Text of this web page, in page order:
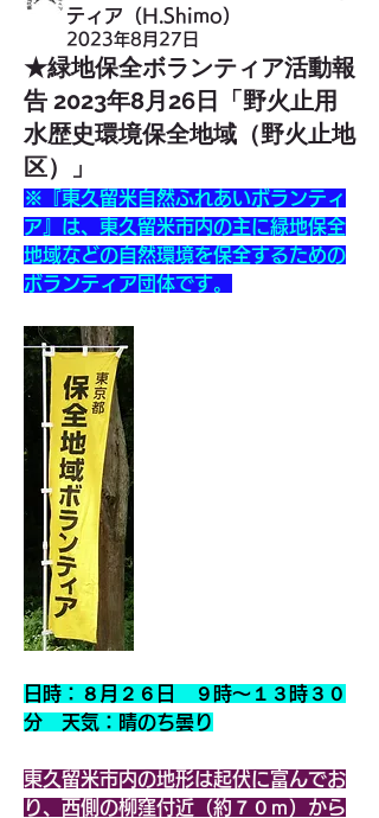
ティア（H.Shimo）
2023年8月27日
★緑地保全ボランティア活動報
告 2023年8月26日「野火止用
水歴史環境保全地域（野火止地
区）」
※『東久留米自然ふれあいボランティ
ア』は、東久留米市内の主に緑地保全
地域などの自然環境を保全するための
ボランティア団体です。
日時：８月２６日　９時～１３時３０
分　天気：晴のち曇り
東久留米市内の地形は起伏に富んでお
り、西側の柳窪付近（約７０ｍ）から